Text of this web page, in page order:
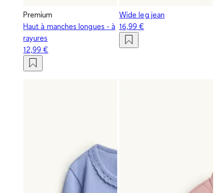
Premium
Haut à manches longues - à
rayures
12,99 €
Wide leg jean
16,99 €